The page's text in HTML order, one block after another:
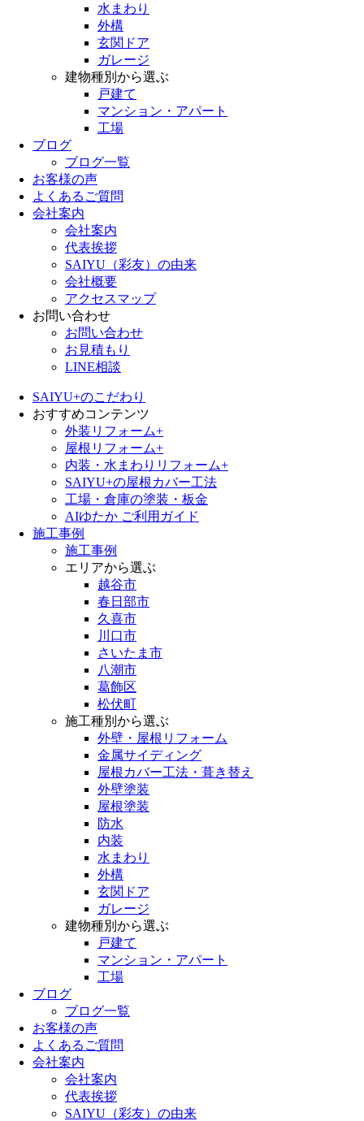
水まわり
外構
玄関ドア
ガレージ
建物種別から選ぶ
戸建て
マンション・アパート
工場
ブログ
ブログ一覧
お客様の声
よくあるご質問
会社案内
会社案内
代表挨拶
SAIYU（彩友）の由来
会社概要
アクセスマップ
お問い合わせ
お問い合わせ
お見積もり
LINE相談
SAIYU+のこだわり
おすすめコンテンツ
外装リフォーム+
屋根リフォーム+
内装・水まわりリフォーム+
SAIYU+の屋根カバー工法
工場・倉庫の塗装・板金
AIゆたか ご利用ガイド
施工事例
施工事例
エリアから選ぶ
越谷市
春日部市
久喜市
川口市
さいたま市
八潮市
葛飾区
松伏町
施工種別から選ぶ
外壁・屋根リフォーム
金属サイディング
屋根カバー工法・葺き替え
外壁塗装
屋根塗装
防水
内装
水まわり
外構
玄関ドア
ガレージ
建物種別から選ぶ
戸建て
マンション・アパート
工場
ブログ
ブログ一覧
お客様の声
よくあるご質問
会社案内
会社案内
代表挨拶
SAIYU（彩友）の由来